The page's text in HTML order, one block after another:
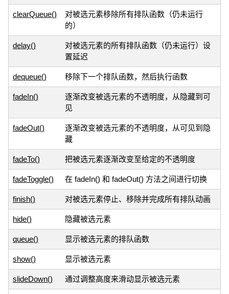
clearQueue()
对被选元素移除所有排队函数（仍未运行
的）
delay()
对被选元素的所有排队函数（仍未运行）设
置延迟
dequeue() 移除下一个排队函数，然后执行函数
fadeIn()
逐渐改变被选元素的不透明度，从隐藏到可
见
fadeOut()
逐渐改变被选元素的不透明度，从可见到隐
藏
fadeTo() 把被选元素逐渐改变至给定的不透明度
fadeToggle() 在 fadeIn() 和 fadeOut() 方法之间进行切换
finish() 对被选元素停止、移除并完成所有排队动画
hide() 隐藏被选元素
queue() 显示被选元素的排队函数
show() 显示被选元素
slideDown() 通过调整高度来滑动显示被选元素